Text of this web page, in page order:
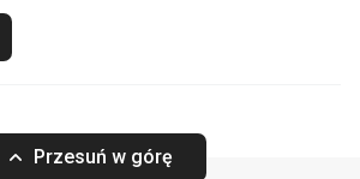
Przesuń w górę